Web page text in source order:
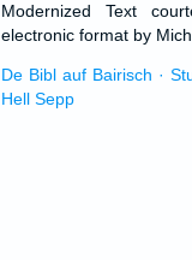
Modernized Text
electronic format by
De Bibl auf Bairisch ·
Hell Sepp